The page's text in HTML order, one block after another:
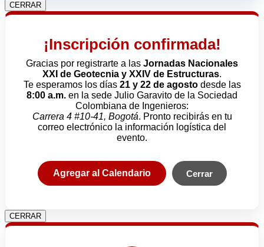
CERRAR
¡Inscripción confirmada!
Gracias por registrarte a las Jornadas Nacionales
XXI de Geotecnia y XXIV de Estructuras.
Te esperamos los días 21 y 22 de agostodesde las
8:00 a.m. en la sede Julio Garavito de la Sociedad
Colombiana de Ingenieros:
Carrera 4 #10-41, Bogotá. Pronto recibirás en tu
correo electrónico la información logística del
evento.
Agregar al Calendario Cerrar
CERRAR